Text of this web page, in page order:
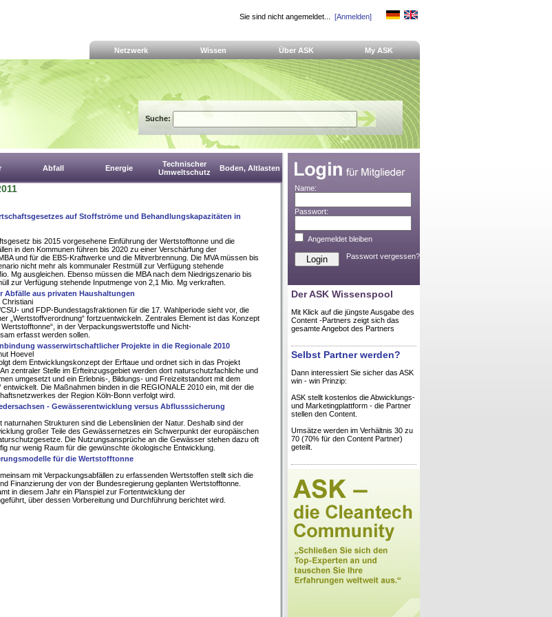
Sie sind nicht angemeldet... [Anmelden]
Netzwerk Wissen Über ASK My ASK
Suche:
Abfall Energie
Technischer
Umweltschutz
Boden, Altlasten
auf Stoffströme und Behandlungskapazitäten in
bis 2015 vorgesehene Einführung der Wertstofftonne und die
in den Kommunen führen bis 2020 zu einer Verschärfung der
und für die EBS-Kraftwerke und die Mitverbrennung. Die MVA müssen bis
nicht mehr als kommunaler Restmüll zur Verfügung stehende
Mg ausgleichen. Ebenso müssen die MBA nach dem Niedrigszenario bis
zur Verfügung stehende Inputmenge von 2,1 Mio. Mg verkraften.
Abfälle aus privaten Haushaltungen
Christiani
und FDP-Bundestagsfraktionen für die 17. Wahlperiode sieht vor, die
„Wertstoffverordnung“ fortzuentwickeln. Zentrales Element ist das Konzept
in der Verpackungswertstoffe und Nicht-
erfasst werden sollen.
wasserwirtschaftlicher Projekte in die Regionale 2010
Hoevel
dem Entwicklungskonzept der Erftaue und ordnet sich in das Projekt
An zentraler Stelle im Erfteinzugsgebiet werden dort naturschutzfachliche und
umgesetzt und ein Erlebnis-, Bildungs- und Freizeitstandort mit dem
Die Maßnahmen binden in die REGIONALE 2010 ein, mit der die
der Region Köln-Bonn verfolgt wird.
- Gewässerentwicklung versus Abflusssicherung
naturnahen Strukturen sind die Lebenslinien der Natur. Deshalb sind der
großer Teile des Gewässernetzes ein Schwerpunkt der europäischen
Die Nutzungsansprüche an die Gewässer stehen dazu oft
nur wenig Raum für die gewünschte ökologische Entwicklung.
für die Wertstofftonne
mit Verpackungsabfällen zu erfassenden Wertstoffen stellt sich die
Finanzierung der von der Bundesregierung geplanten Wertstofftonne.
in diesem Jahr ein Planspiel zur Fortentwicklung der
über dessen Vorbereitung und Durchführung berichtet wird.
Name:
Passwort:
Angemeldet bleiben
Passwort vergessen?
Der ASK Wissenspool
Mit Klick auf die jüngste Ausgabe des
Content -Partners zeigt sich das
gesamte Angebot des Partners
Selbst Partner werden?
Dann interessiert Sie sicher das ASK
win - win Prinzip:
ASK stellt kostenlos die Abwicklungs-
und Marketingplattform - die Partner
stellen den Content.
Umsätze werden im Verhältnis 30 zu
70 (70% für den Content Partner)
geteilt.